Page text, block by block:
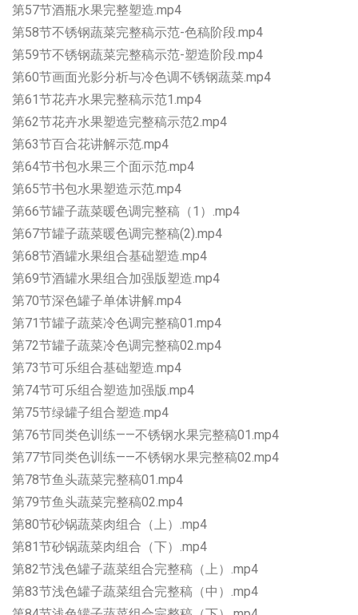
第57节酒瓶水果完整塑造.mp4
第58节不锈钢蔬菜完整稿示范-色稿阶段.mp4
第59节不锈钢蔬菜完整稿示范-塑造阶段.mp4
第60节画面光影分析与冷色调不锈钢蔬菜.mp4
第61节花卉水果完整稿示范1.mp4
第62节花卉水果塑造完整稿示范2.mp4
第63节百合花讲解示范.mp4
第64节书包水果三个面示范.mp4
第65节书包水果塑造示范.mp4
第66节罐子蔬菜暖色调完整稿（1）.mp4
第67节罐子蔬菜暖色调完整稿(2).mp4
第68节酒罐水果组合基础塑造.mp4
第69节酒罐水果组合加强版塑造.mp4
第70节深色罐子单体讲解.mp4
第71节罐子蔬菜冷色调完整稿01.mp4
第72节罐子蔬菜冷色调完整稿02.mp4
第73节可乐组合基础塑造.mp4
第74节可乐组合塑造加强版.mp4
第75节绿罐子组合塑造.mp4
第76节同类色训练——不锈钢水果完整稿01.mp4
第77节同类色训练——不锈钢水果完整稿02.mp4
第78节鱼头蔬菜完整稿01.mp4
第79节鱼头蔬菜完整稿02.mp4
第80节砂锅蔬菜肉组合（上）.mp4
第81节砂锅蔬菜肉组合（下）.mp4
第82节浅色罐子蔬菜组合完整稿（上）.mp4
第83节浅色罐子蔬菜组合完整稿（中）.mp4